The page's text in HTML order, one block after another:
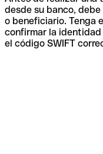
desde su banco,
o beneficiario. Tenga
confirmar la
el código SWIFT